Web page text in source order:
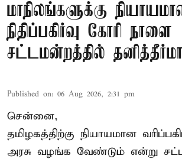
மாநிலங்களுக்கு
நிதிப்பகிர்வு கோரி நாளை
சட்டமன்றத்தில்
Published on: 06 Aug 2026, 2:31 pm
சென்னை,
தமிழகத்திற்கு நியாயமான
அரசு வழங்க வேண்டும் என்று